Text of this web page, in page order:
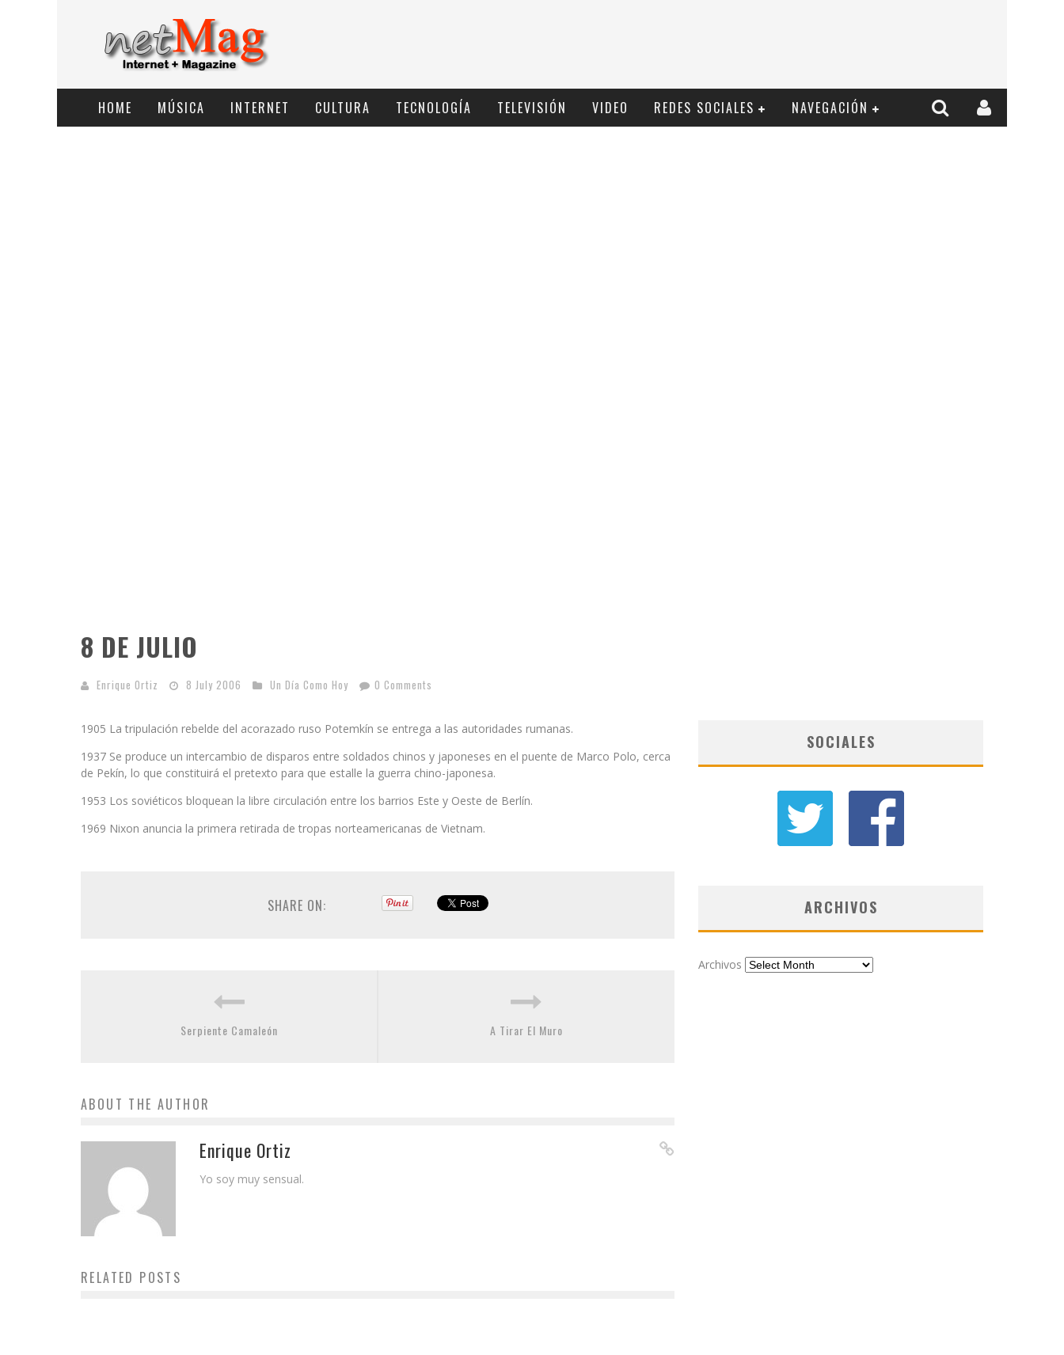
HOME MÚSICA INTERNET CULTURA TECNOLOGÍ­A TELEVISIÓN VIDEO REDES SOCIALES NAVEGACIÓN
8 DE JULIO
Enrique Ortiz 8 July 2006 Un Día Como Hoy 0 Comments
1905 La tripulación rebelde del acorazado ruso Potemkín se entrega a las autoridades rumanas.
1937 Se produce un intercambio de disparos entre soldados chinos y japoneses en el puente de Marco Polo, cerca
de Pekín, lo que constituirá el pretexto para que estalle la guerra chino-japonesa.
1953 Los soviéticos bloquean la libre circulación entre los barrios Este y Oeste de Berlín.
1969 Nixon anuncia la primera retirada de tropas norteamericanas de Vietnam.
SHARE ON:
Serpiente Camaleón A Tirar El Muro
ABOUT THE AUTHOR
Enrique Ortiz
Yo soy muy sensual.
RELATED POSTS
SOCIALES
ARCHIVOS
Archivos